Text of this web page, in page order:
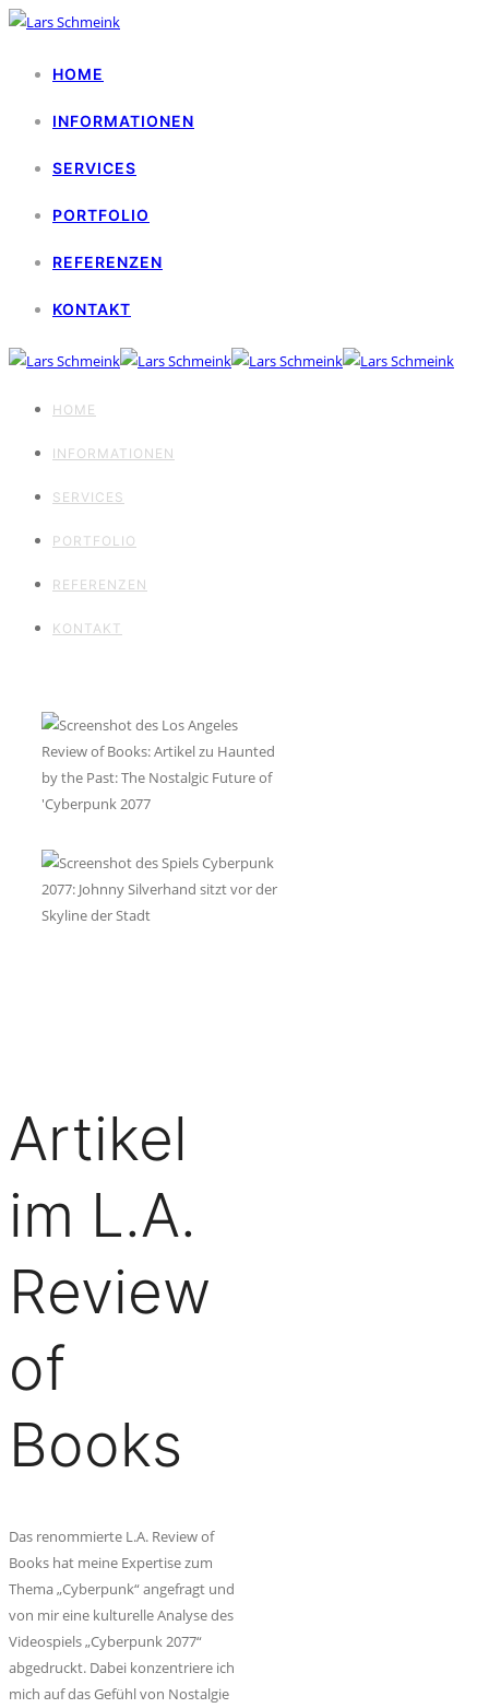
HOME
INFORMATIONEN
SERVICES
PORTFOLIO
REFERENZEN
KONTAKT
HOME
INFORMATIONEN
SERVICES
PORTFOLIO
REFERENZEN
KONTAKT
Artikel
im L.A.
Review
of
Books
Das renommierte L.A. Review of
Books hat meine Expertise zum
Thema „Cyberpunk“ angefragt und
von mir eine kulturelle Analyse des
Videospiels „Cyberpunk 2077“
abgedruckt. Dabei konzentriere ich
mich auf das Gefühl von Nostalgie